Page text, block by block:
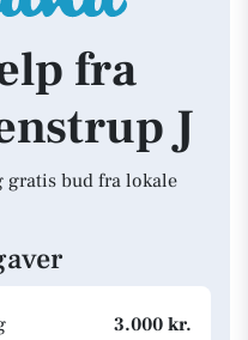
fra
J
gratis bud fra lokale
3.000 kr.